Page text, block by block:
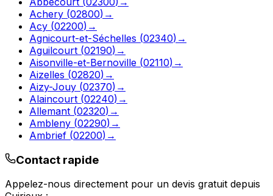
Achery (02800) →
Acy (02200) →
Agnicourt-et-Séchelles (02340) →
Aguilcourt (02190) →
Aisonville-et-Bernoville (02110) →
Aizelles (02820) →
Aizy-Jouy (02370) →
Alaincourt (02240) →
Allemant (02320) →
Ambleny (02290) →
Ambrief (02200) →
Contact rapide
Appelez-nous directement pour un devis gratuit depuis